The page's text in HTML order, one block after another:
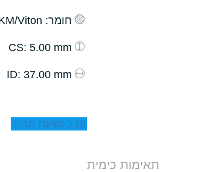
חומר: FKM/Viton™
: 5.00 mm
: 37.00 mm
קבל הצעת מחיר
תאימות כימית